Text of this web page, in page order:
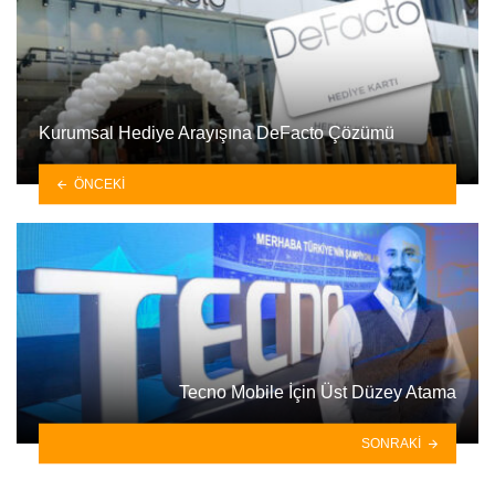
Kurumsal Hediye Arayışına DeFacto Çözümü
ÖNCEKI
Tecno Mobile İçin Üst Düzey Atama
SONRAKI